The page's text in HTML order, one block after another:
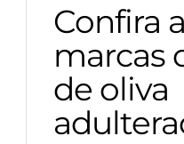
Confira
marcas
de oliva